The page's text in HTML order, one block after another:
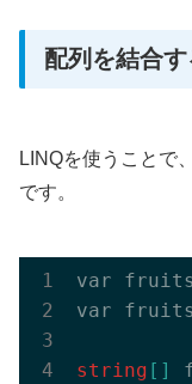
配列を結合す
LINQを使うことで
です。
var
var
string []